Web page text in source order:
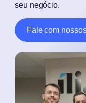
seu negócio.
Fale com